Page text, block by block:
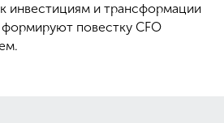
инвестициям и трансформации
повестку CFO